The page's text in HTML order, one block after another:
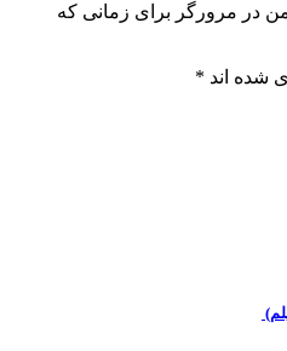
در مرورگر برای زمانی که
شده اند *